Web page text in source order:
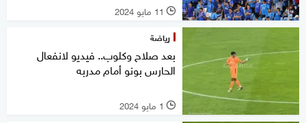
l 11 مايو 2024
رياضة
بعد صلاح وكلوب.. فيديو لانفعال
الحارس بونو أمام مدربه
l 1 مايو 2024